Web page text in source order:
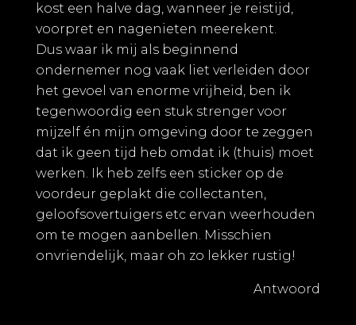
kost een halve dag, wanneer je reistijd,
voorpret en nagenieten meerekent.
Dus waar ik mij als beginnend
ondernemer nog vaak liet verleiden door
het gevoel van enorme vrijheid, ben ik
tegenwoordig een stuk strenger voor
mijzelf én mijn omgeving door te zeggen
dat ik geen tijd heb omdat ik (thuis) moet
werken. Ik heb zelfs een sticker op de
voordeur geplakt die collectanten,
geloofsovertuigers etc ervan weerhouden
om te mogen aanbellen. Misschien
onvriendelijk, maar oh zo lekker rustig!
Antwoord